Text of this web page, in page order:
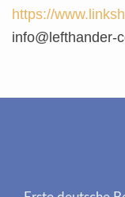
https://
info@lefthander-